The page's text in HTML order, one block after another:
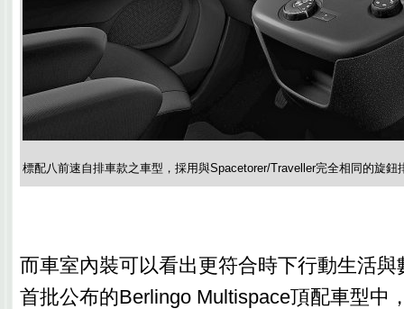
標配八前速自排車款之車型，採用與Spacetorer/Traveller完全相同的旋鈕
而車室內裝可以看出更符合時下行動生活
首批公布的Berlingo Multispace頂配車型中